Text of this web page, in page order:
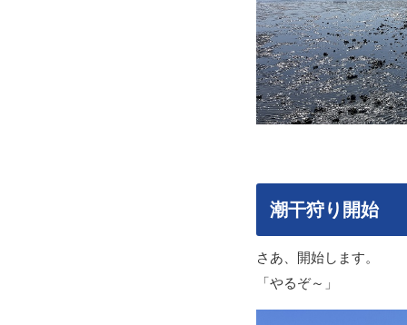
潮干狩り開始
さあ、開始します。
「やるぞ～」